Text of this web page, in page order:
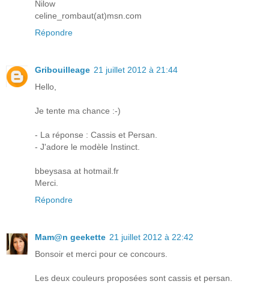
Nilow
celine_rombaut(at)msn.com
Répondre
Gribouilleage 21 juillet 2012 à 21:44
Hello,
Je tente ma chance :-)
- La réponse : Cassis et Persan.
- J'adore le modèle Instinct.
bbeysasa at hotmail.fr
Merci.
Répondre
Mam@n geekette 21 juillet 2012 à 22:42
Bonsoir et merci pour ce concours.
Les deux couleurs proposées sont cassis et persan.